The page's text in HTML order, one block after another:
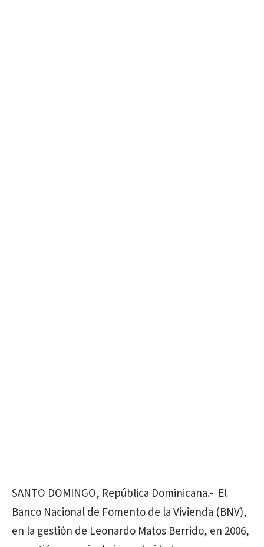
SANTO DOMINGO, República Dominicana.- El
Banco Nacional de Fomento de la Vivienda (BNV),
en la gestión de Leonardo Matos Berrido, en 2006,